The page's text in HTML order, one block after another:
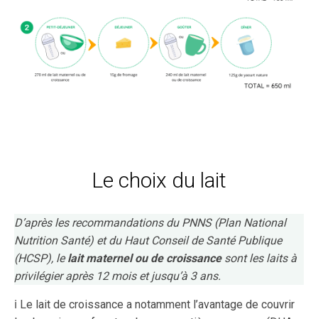
Le choix du lait
D’après les recommandations du PNNS (Plan National
Nutrition Santé) et du Haut Conseil de Santé Publique
(HCSP), lelait maternel ou de croissance sont les laits à
privilégier après 12 mois et jusqu’à 3 ans.
ℹ️ Le lait de croissance a notamment l’avantage de couvrir